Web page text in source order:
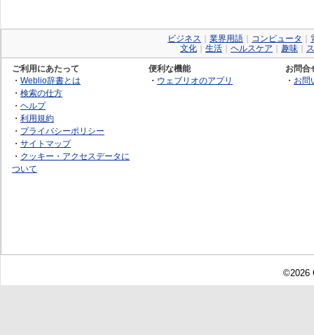
ビジネス 業界用語 コンピュータ
文化
生活 ヘルスケア 趣味
ご利用にあたって
・ Weblio辞書とは
・ 検索の仕方
・ ヘルプ
・ 利用規約
・ プライバシーポリシー
・ サイトマップ
・ クッキー・アクセスデータに
ついて
便利な機能
・ ウェブリオのアプリ
お問合
・ お問
©2026